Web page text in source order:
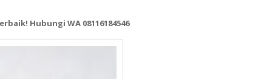
Hubungi WA 08116184546